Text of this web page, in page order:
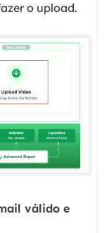
o upload.
válido e